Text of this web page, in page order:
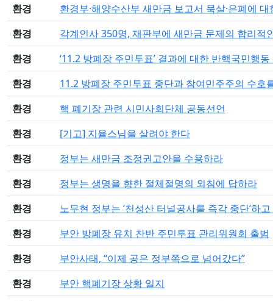
환경
환경부·해양수산부 새만금 보고서 묵살·은폐에
환경
각계인사 350명, 재판부에 새만금 문제의 합리적
환경
‘11.2 방폐장 주민투표’ 결과에 대한 반핵국민행
환경
11.2 방폐장 주민투표 중단과 참여민주주의 수호
환경
핵 폐기장 관련 시민사회단체 공동선언
환경
[기고] 지율스님을 살려야 한다
환경
정부는 새만금 조정권고안을 수용하라
환경
정부는 생명을 향한 절체절명의 외침에 답하라
환경
노무현 정부는 ‘천성산 터널공사를 즉각 중단’하
환경
부안 방폐장 유치 찬반 주민투표 관리위원회 출범
환경
부안사태, “이제 공은 정부쪽으로 넘어갔다”
환경
부안 핵폐기장 상황 일지